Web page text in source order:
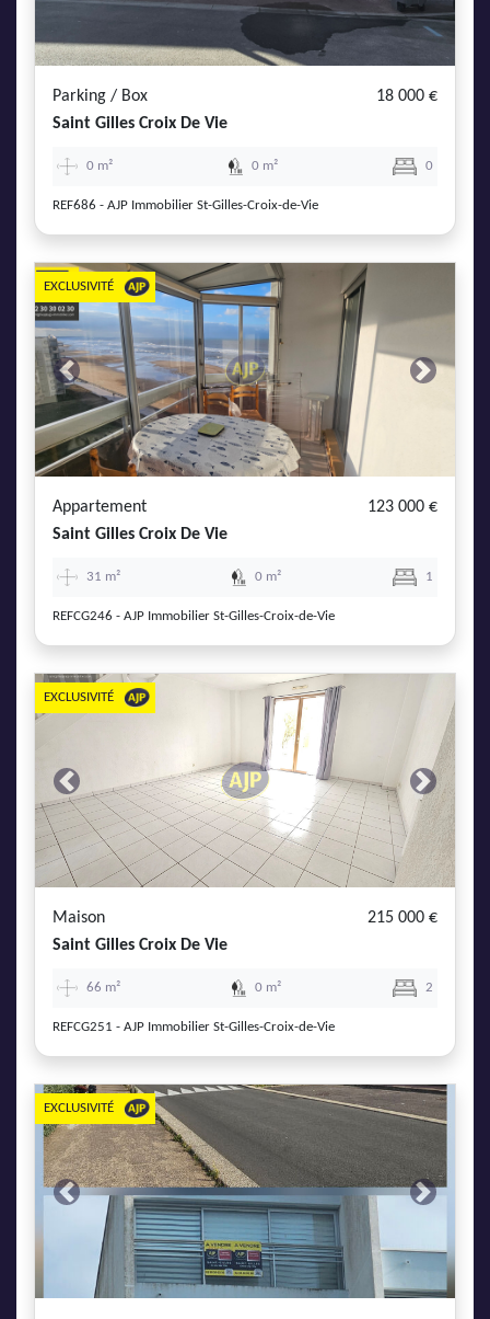
Parking / Box
18 000 €
Saint Gilles Croix De Vie
0 m² 0 m² 0
REF686 - AJP Immobilier St-Gilles-Croix-de-Vie
Previous Next
EXCLUSIVITÉ
Appartement
123 000 €
Saint Gilles Croix De Vie
31 m² 0 m² 1
REFCG246 - AJP Immobilier St-Gilles-Croix-de-Vie
Previous Next
EXCLUSIVITÉ
Maison
215 000 €
Saint Gilles Croix De Vie
66 m² 0 m² 2
REFCG251 - AJP Immobilier St-Gilles-Croix-de-Vie
Previous Next
EXCLUSIVITÉ